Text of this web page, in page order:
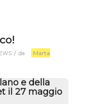
/ da
Marta
e della
il 27 maggio